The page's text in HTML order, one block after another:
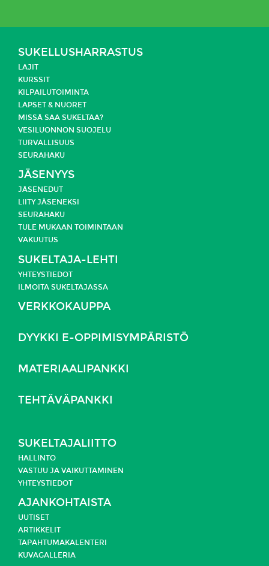
SUKELLUSHARRASTUS
LAJIT
KURSSIT
KILPAILUTOIMINTA
LAPSET & NUORET
MISSÄ SAA SUKELTAA?
VESILUONNON SUOJELU
TURVALLISUUS
SEURAHAKU
JÄSENYYS
JÄSENEDUT
LIITY JÄSENEKSI
SEURAHAKU
TULE MUKAAN TOIMINTAAN
VAKUUTUS
SUKELTAJA-LEHTI
YHTEYSTIEDOT
ILMOITA SUKELTAJASSA
VERKKOKAUPPA
DYYKKI E-OPPIMISYMPÄRISTÖ
MATERIAALIPANKKI
TEHTÄVÄPANKKI
SUKELTAJALIITTO
HALLINTO
VASTUU JA VAIKUTTAMINEN
YHTEYSTIEDOT
AJANKOHTAISTA
UUTISET
ARTIKKELIT
TAPAHTUMAKALENTERI
KUVAGALLERIA